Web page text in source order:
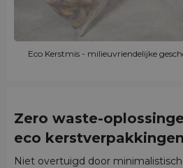
Eco Kerstmis - milieuvriendelijke
Zero waste-
eco kerstverpakkingen
Niet overtuigd door